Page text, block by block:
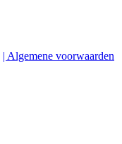
| Algemene voorwaarden